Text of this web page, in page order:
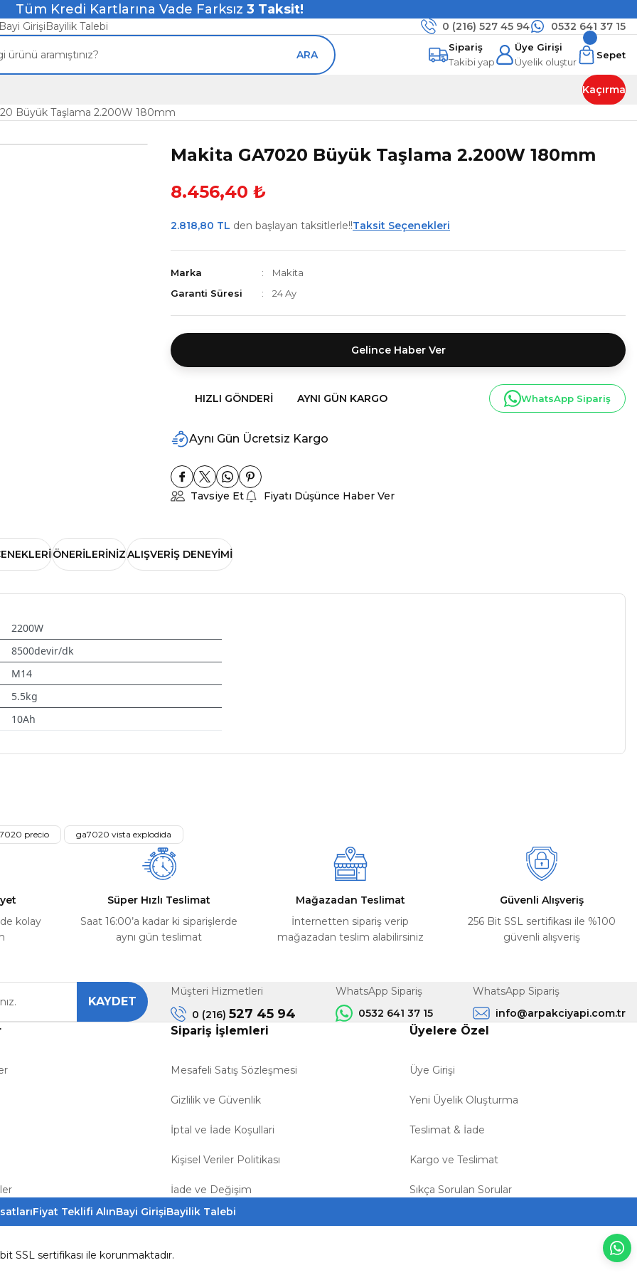
Tüm Kredi Kartlarına Vade Farksız 3 Taksit!
Bayi GirişiBayilik Talebi 0 (216) 527 45 94 0532 641 37 15
ARA
Sipariş
Takibi yap
Üye Girişi
Üyelik oluştur
Sepet
Kaçırma
Büyük Taşlama 2.200W 180mm
Makita GA7020 Büyük Taşlama 2.200W 180mm
8.456,40 ₺
2.818,80 TL den başlayan taksitlerle!!Taksit Seçenekleri
Marka
Makita
Garanti Süresi
24 Ay
Gelince Haber Ver
HIZLI GÖNDERI AYNI GÜN KARGO WhatsApp Sipariş
Aynı Gün Ücretsiz Kargo
Tavsiye Et Fiyatı Düşünce Haber Ver
ÖNERILERINIZALIŞVERIŞ DENEYIMI
2200W
8500devir/dk
M14
5.5kg
10Ah
Gönder
precio ga7020 vista explodida
kolay
Süper Hızlı Teslimat
Saat 16:00’a kadar ki siparişlerde
aynı gün teslimat
Mağazadan Teslimat
İnternetten sipariş verip
mağazadan teslim alabilirsiniz
Güvenli Alışveriş
256 Bit SSL sertifikası ile %100
güvenli alışveriş
KAYDET
Müşteri Hizmetleri
0 (216) 527 45 94
WhatsApp Sipariş
0532 641 37 15
WhatsApp Sipariş
info@arpakciyapi.com.tr
Sipariş İşlemleri
Mesafeli Satış Sözleşmesi
Gizlilik ve Güvenlik
İptal ve İade Koşullari
Kişisel Veriler Politikası
İade ve Değişim
Üyelere Özel
Üye Girişi
Yeni Üyelik Oluşturma
Teslimat & İade
Kargo ve Teslimat
Sıkça Sorulan Sorular
Fiyat Teklifi AlınBayi GirişiBayilik Talebi
SSL sertifikası ile korunmaktadır.